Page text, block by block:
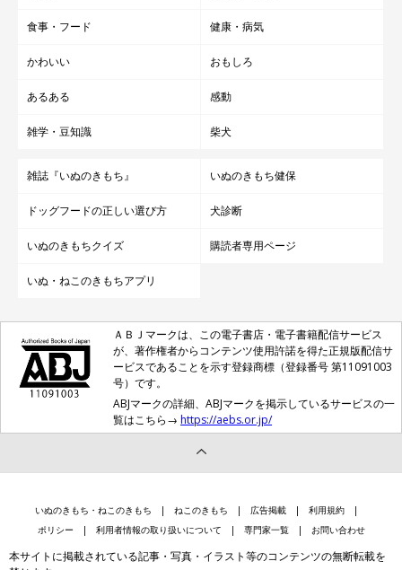
食事・フード 健康・病気
かわいい おもしろ
あるある 感動
雑学・豆知識 柴犬
雑誌『いぬのきもち』 いぬのきもち健保
ドッグフードの正しい選び方 犬診断
いぬのきもちクイズ 購読者専用ページ
いぬ・ねこのきもちアプリ
ＡＢＪマークは、この電子書店・電子書籍配信サービス
が、著作権者からコンテンツ使用許諾を得た正規版配信サ
ービスであることを示す登録商標（登録番号 第11091003
号）です。
ABJマークの詳細、ABJマークを掲示しているサービスの一
覧はこちら→ https://aebs.or.jp/
いぬのきもち・ねこのきもち ねこのきもち 広告掲載
利用規約
ポリシー
利用者情報の取り扱いについて 専門家一覧 お問い合わせ
本サイトに掲載されている記事・写真・イラスト等のコンテンツの無断転載を